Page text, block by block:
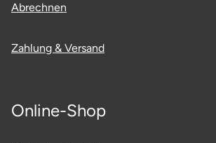
Abrechnen
Zahlung & Versand
Online-Shop